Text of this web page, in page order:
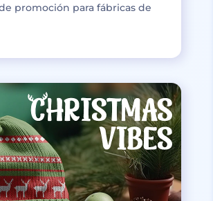
promoción para fábricas de